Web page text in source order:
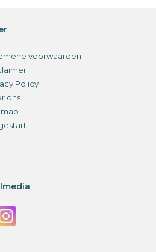
voorwaarden
Policy
ons